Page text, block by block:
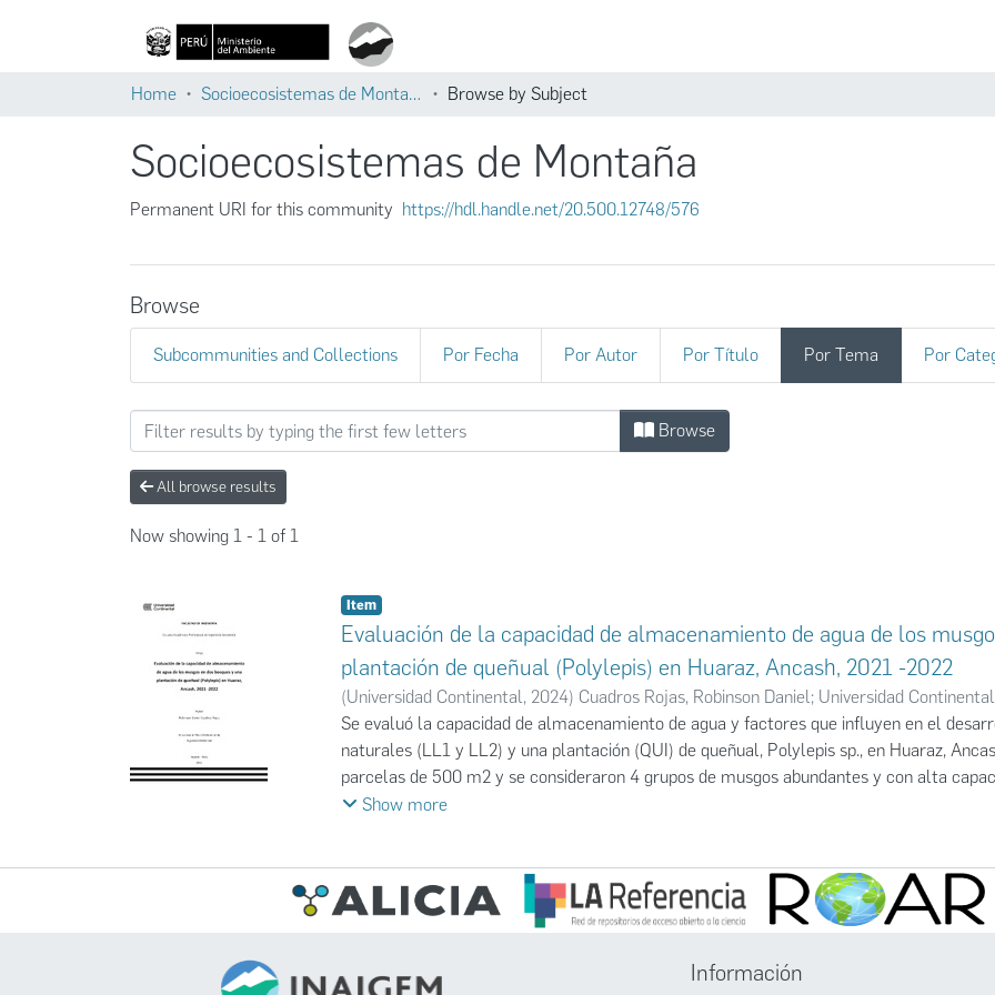
Home Socioecosistemas de Montaña Browse by Subject
Socioecosistemas de Montaña
Permanent URI for this community https://hdl.handle.net/20.500.12748/576
Browse
Subcommunities and Collections Por Fecha Por Autor Por Título Por Tema Por
Browsing Socioecosistemas de Montaña by Subject "musgos"
Browse
All browse results
Now showing 1 - 1 of 1
Item
Evaluación de la capacidad de almacenamiento de agua de los
plantación de queñual (Polylepis) en Huaraz, Ancash, 2021 -2022
(Universidad Continental, 2024) Cuadros Rojas, Robinson Daniel; Universidad Continental
Se evaluó la capacidad de almacenamiento de agua y factores que influyen en el
naturales (LL1 y LL2) y una plantación (QUI) de queñual, Polylepis sp., en Huaraz,
parcelas de 500 m2 y se consideraron 4 grupos de musgos abundantes y con alta
la cobertura de cada grupo en árboles, suelo y roca, y se estimó en laboratorio la
no se encuentran en QUI. En QUI el grupo 3 (familias Orthotrichaceae y Pottiaceae) fue
%). El grupo 4 (familias Hypnaceae y Semathophyllaceae) presentó la mayor cobertura
respecto a otros sitios. En los meses de estiaje los grupos tuvieron valores menores al
mientras que en los meses de lluvias los grupos 3 y 4 presentan valores
respectivamente) respecto a los grupos 1 y 2 (329 % y 295 %). La capacidad de
Show more
Información